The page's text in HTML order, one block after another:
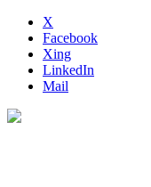
X
Facebook
Xing
LinkedIn
Mail